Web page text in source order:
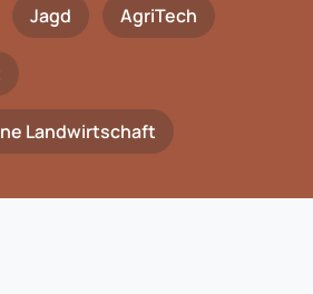
Jagd AgriTech
Landwirtschaft